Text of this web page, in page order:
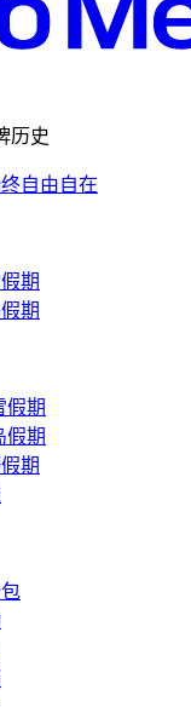
历史
自由自在
期
期
假期
假期
期